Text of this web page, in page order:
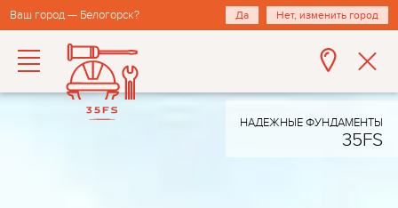
Ваш город — Белогорск? Да Нет, изменить город
НАДЕЖНЫЕ ФУНДАМЕНТЫ
35FS